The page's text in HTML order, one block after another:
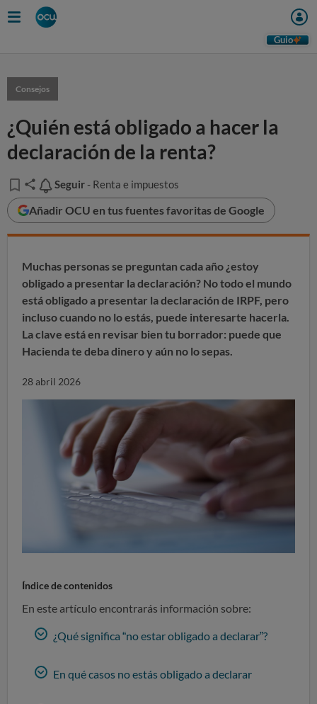
Guio
Consejos
¿Quién está obligado a hacer la
declaración de la renta?
Seguir
Seguir - Renta e impuestos
Añadir OCU en tus fuentes favoritas de Google
Muchas personas se preguntan cada año ¿estoy
obligado a presentar la declaración? No todo el mundo
está obligado a presentar la declaración de IRPF, pero
incluso cuando no lo estás, puede interesarte hacerla.
La clave está en revisar bien tu borrador: puede que
Hacienda te deba dinero y aún no lo sepas.
28 abril 2026
Índice de contenidos
En este artículo encontrarás información sobre:
¿Qué significa “no estar obligado a declarar”?
En qué casos no estás obligado a declarar